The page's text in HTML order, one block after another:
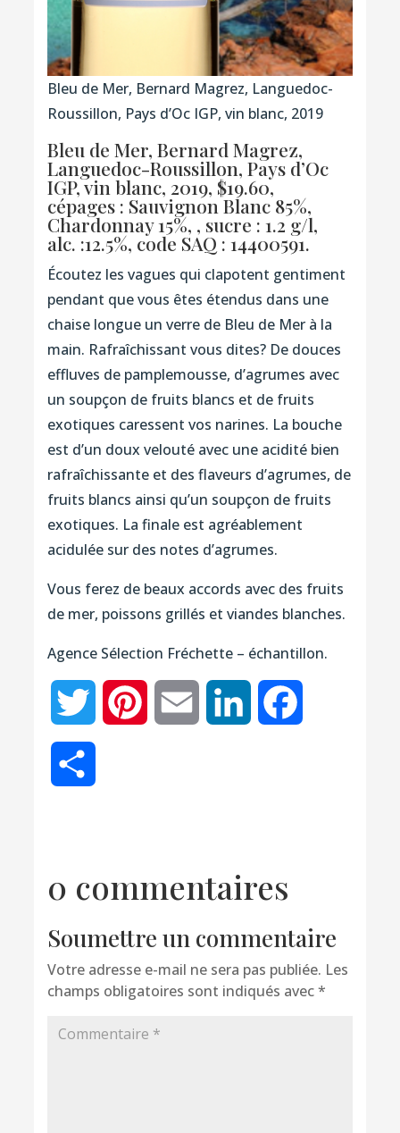
Bleu de Mer, Bernard Magrez, Languedoc-
Roussillon, Pays d’Oc IGP, vin blanc, 2019
Bleu de Mer, Bernard Magrez,
Languedoc-Roussillon, Pays d’Oc
IGP, vin blanc, 2019, $19.60,
cépages : Sauvignon Blanc 85%,
Chardonnay 15%, , sucre : 1.2 g/l,
alc. :12.5%, code SAQ : 14400591.
Écoutez les vagues qui clapotent gentiment
pendant que vous êtes étendus dans une
chaise longue un verre de Bleu de Mer à la
main. Rafraîchissant vous dites? De douces
effluves de pamplemousse, d’agrumes avec
un soupçon de fruits blancs et de fruits
exotiques caressent vos narines. La bouche
est d’un doux velouté avec une acidité bien
rafraîchissante et des flaveurs d’agrumes, de
fruits blancs ainsi qu’un soupçon de fruits
exotiques. La finale est agréablement
acidulée sur des notes d’agrumes.
Vous ferez de beaux accords avec des fruits
de mer, poissons grillés et viandes blanches.
Agence Sélection Fréchette – échantillon.
Twitter Pinterest Email LinkedIn
0 commentaires
Soumettre un commentaire
Votre adresse e-mail ne sera pas publiée. Les
champs obligatoires sont indiqués avec*